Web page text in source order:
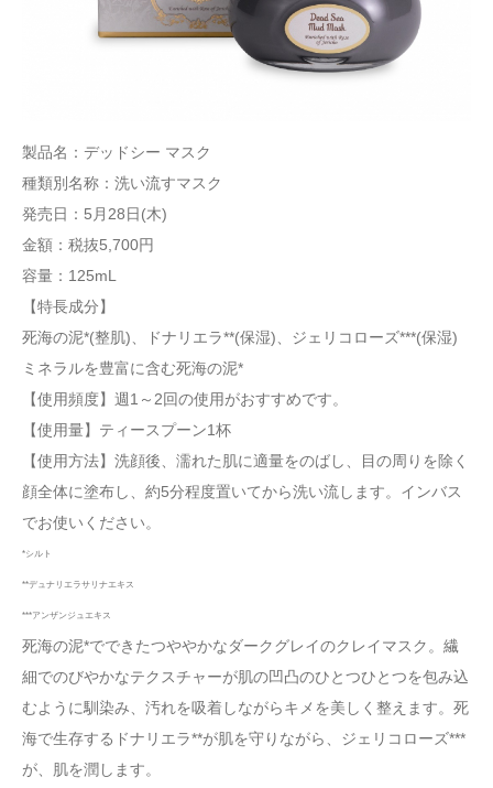
製品名：デッドシー マスク
種類別名称：洗い流すマスク
発売日：5月28日(木)
金額：税抜5,700円
容量：125mL
【特長成分】
死海の泥*(整肌)、ドナリエラ**(保湿)、ジェリコローズ***(保湿)
ミネラルを豊富に含む死海の泥*
【使用頻度】週1～2回の使用がおすすめです。
【使用量】ティースプーン1杯
【使用方法】洗顔後、濡れた肌に適量をのばし、目の周りを除く
顔全体に塗布し、約5分程度置いてから洗い流します。インバス
でお使いください。
*シルト
**デュナリエラサリナエキス
***アンザンジュエキス
死海の泥*でできたつややかなダークグレイのクレイマスク。繊
細でのびやかなテクスチャーが肌の凹凸のひとつひとつを包み込
むように馴染み、汚れを吸着しながらキメを美しく整えます。死
海で生存するドナリエラ**が肌を守りながら、ジェリコローズ***
が、肌を潤します。